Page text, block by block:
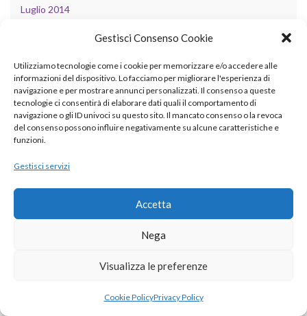
Gestisci Consenso Cookie
Utilizziamo tecnologie come i cookie per memorizzare e/o accedere alle
informazioni del dispositivo. Lo facciamo per migliorare l'esperienza di
navigazione e per mostrare annunci personalizzati. Il consenso a queste
tecnologie ci consentirà di elaborare dati quali il comportamento di
navigazione o gli ID univoci su questo sito. Il mancato consenso o la revoca
del consenso possono influire negativamente su alcune caratteristiche e
funzioni.
Gestisci servizi
Accetta
Nega
Visualizza le preferenze
Cookie PolicyPrivacy Policy
Luglio 2014
Maggio 2014
Aprile 2014
Marzo 2014
Febbraio 2014
Gennaio 2014
Dicembre 2013
Novembre 2013